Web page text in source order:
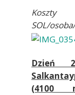
SOL/
Dzień
(4100